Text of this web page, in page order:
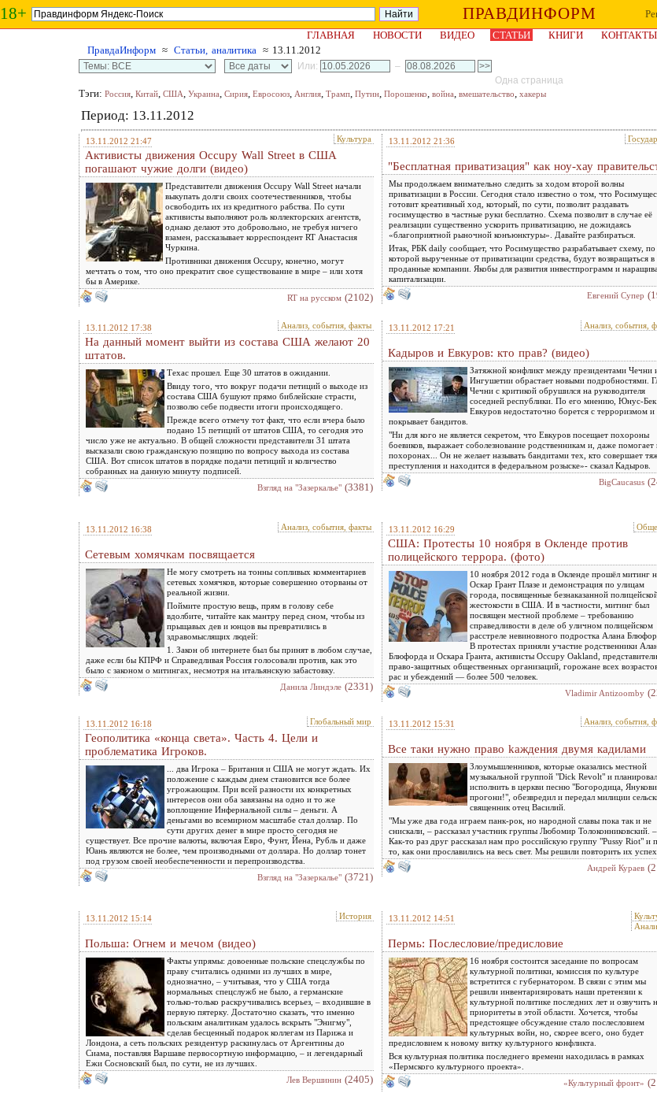
18+ ПРАВДИНФОРМ
ГЛАВНАЯ
НОВОСТИ ВИДЕО СТАТЬИ КНИГИ КОНТАКТЫ
ПравдаИнформ ≈ Статьи, аналитика ≈ 13.11.2012
Или:
–
Одна страница
Тэги: Россия, Китай, США, Украина, Сирия, Евросоюз, Англия, Трамп, Путин, Порошенко, война, вмешательство, хакеры
Период: 13.11.2012
13.11.2012 21:47 Культура
Активисты движения Occupy Wall Street в США
погашают чужие долги (видео)
Представители движения Occupy Wall Street начали
выкупать долги своих соотечественников, чтобы
освободить их из кредитного рабства. По сути
активисты выполняют роль коллекторских агентств,
однако делают это добровольно, не требуя ничего
взамен, рассказывает корреспондент RT Анастасия
Чуркина.
Противники движения Occupy, конечно, могут
мечтать о том, что оно прекратит свое существование в мире – или хотя
бы в Америке.
RT на русском (2102)
13.11.2012 21:36
"Бесплатная приватизация" как ноу-хау
Мы продолжаем внимательно следить за ходом второй волны
приватизации в России. Сегодня стало известно о том, что
готовит креативный ход, который, по сути, позволит раздавать
госимущество в частные руки бесплатно. Схема позволит в случае её
реализации существенно ускорить приватизацию, не дожидаясь
«благоприятной рыночной конъюнктуры». Давайте разбираться.
Итак, РБК daily сообщает, что Росимущество разрабатывает схему, по
которой вырученные от приватизации средства, будут возвращаться в
проданные компании. Якобы для развития инвестпрограмм и
капитализации.
Евгений Супер
13.11.2012 17:38 Анализ, события, факты
На данный момент выйти из состава США желают 20
штатов.
Техас прошел. Еще 30 штатов в ожидании.
Ввиду того, что вокруг подачи петиций о выходе из
состава США бушуют прямо библейские страсти,
позволю себе подвести итоги происходящего.
Прежде всего отмечу тот факт, что если вчера было
подано 15 петиций от штатов США, то сегодня это
число уже не актуально. В общей сложности представители 31 штата
высказали свою гражданскую позицию по вопросу выхода из состава
США. Вот список штатов в порядке подачи петиций и количество
собранных на данную минуту подписей.
Взгляд на "Зазеркалье" (3381)
13.11.2012 17:21 Анализ, события,
Кадыров и Евкуров: кто прав? (видео)
Затяжной конфликт между президентами Чечни
Ингушетии обрастает новыми подробностями.
Чечни с критикой обрушился на руководителя
соседней республики. По его мнению, Юнус-Бек
Евкуров недостаточно борется с терроризмом и
покрывает бандитов.
"Ни для кого не является секретом, что Евкуров посещает похороны
боевиков, выражает соболезнование родственникам и, даже помогает
похоронах... Он не желает называть бандитами тех, кто совершает
преступления и находится в федеральном розыске»- сказал Кадыров.
BigCaucasus
13.11.2012 16:38 Анализ, события, факты
Сетевым хомячкам посвящается
Не могу смотреть на тонны сопливых комментариев
сетевых хомячков, которые совершенно оторваны от
реальной жизни.
Поймите простую вещь, прям в голову себе
вдолбите, читайте как мантру перед сном, чтобы из
прыщавых дев и юнцов вы превратились в
здравомыслящих людей:
1. Закон об интернете был бы принят в любом случае,
даже если бы КПРФ и Справедливая Россия голосовали против, как это
было с законом о митингах, несмотря на итальянскую забастовку.
Данила Линдэле (2331)
13.11.2012 16:29
США: Протесты 10 ноября в Окленде против
полицейского террора. (фото)
10 ноября 2012 года в Окленде прошёл митинг
Оскар Грант Плазе и демонстрация по улицам
города, посвященные безнаказанной
жестокости в США. И в частности, митинг был
посвящен местной проблеме – требованию
справедливости в деле об уличном полицейском
расстреле невиновного подростка Алана
В протестах приняли участие родственники
Блюфорда и Оскара Гранта, активисты Occupy Oakland, представители
право-защитных общественных организаций, горожане всех
рас и убеждений — более 500 человек.
Vladimir Antizoomby
13.11.2012 16:18 Глобальный мир
Геополитика «конца света». Часть 4. Цели и
проблематика Игроков.
... два Игрока – Британия и США не могут ждать. Их
положение с каждым днем становится все более
угрожающим. При всей разности их конкретных
интересов они оба завязаны на одно и то же
воплощение Инфернальной силы – деньги. А
деньгами во всемирном масштабе стал доллар. По
сути других денег в мире просто сегодня не
существует. Все прочие валюты, включая Евро, Фунт, Йена, Рубль и даже
Юань являются не более, чем производными от доллара. Но доллар тонет
под грузом своей необеспеченности и перепроизводства.
Взгляд на "Зазеркалье" (3721)
13.11.2012 15:31 Анализ, события,
Bce таки нyжнo прaвo kaждeния двyмя кадилaми
Злоумышленников, которые оказались местной
музыкальной группой "Dick Revolt" и
исполнить в церкви песню "Богородица,
прогони!", обезвредил и передал милиции
священник отец Василий.
"Мы уже два года играем панк-рок, но народной славы пока так и не
снискали, – рассказал участник группы Любомир Толоконниковский. –
Как-то раз друг рассказал нам про российскую группу "Pussy Riot" и
то, как они прославились на весь свет. Мы решили повторить их успех.
Андрей Кураев
13.11.2012 15:14 История
Польша: Огнем и мечом (видео)
Факты упрямы: довоенные польские спецслужбы по
праву считались одними из лучших в мире,
однозначно, – учитывая, что у США тогда
нормальных спецслужб не было, а германские
только-только раскручивались всерьез, – входившие в
первую пятерку. Достаточно сказать, что именно
польским аналитикам удалось вскрыть "Энигму",
сделав бесценный подарок коллегам из Парижа и
Лондона, а сеть польских резидентур раскинулась от Аргентины до
Сиама, поставляя Варшаве первосортную информацию, – и легендарный
Ежи Сосновский был, по сути, не из лучших.
Лев Вершинин (2405)
13.11.2012 14:51
Пермь: Послесловие/предисловие
16 ноября состоится заседание по вопросам
культурной политики, комиссия по культуре
встретится с губернатором. В связи с этим мы
решили инвентаризировать наши претензии к
культурной политике последних лет и озвучить
приоритеты в этой области. Хочется, чтобы
предстоящее обсуждение стало послесловием
культурных войн, но, скорее всего, оно будет
предисловием к новому витку культурного конфликта.
Вся культурная политика последнего времени находилась в рамках
«Пермского культурного проекта».
«Культурный фронт»